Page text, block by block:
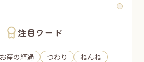
注目ワード
お産の経過 つわり
ねんね